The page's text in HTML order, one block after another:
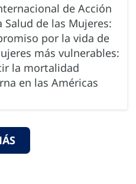
de Acción
Salud de las Mujeres:
por la vida de
más vulnerables:
la mortalidad
en las Américas